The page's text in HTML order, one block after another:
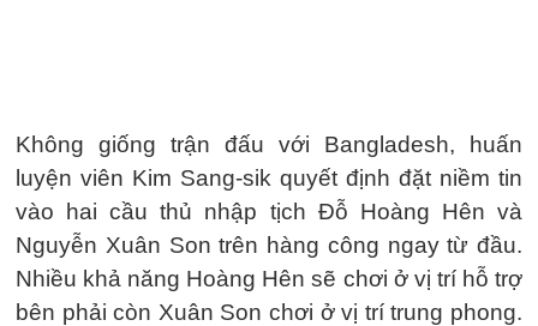
Không giống trận đấu với Bangladesh, huấn
luyện viên Kim Sang-sik quyết định đặt niềm tin
vào hai cầu thủ nhập tịch Đỗ Hoàng Hên và
Nguyễn Xuân Son trên hàng công ngay từ đầu.
Nhiều khả năng Hoàng Hên sẽ chơi ở vị trí hỗ trợ
bên phải còn Xuân Son chơi ở vị trí trung phong.